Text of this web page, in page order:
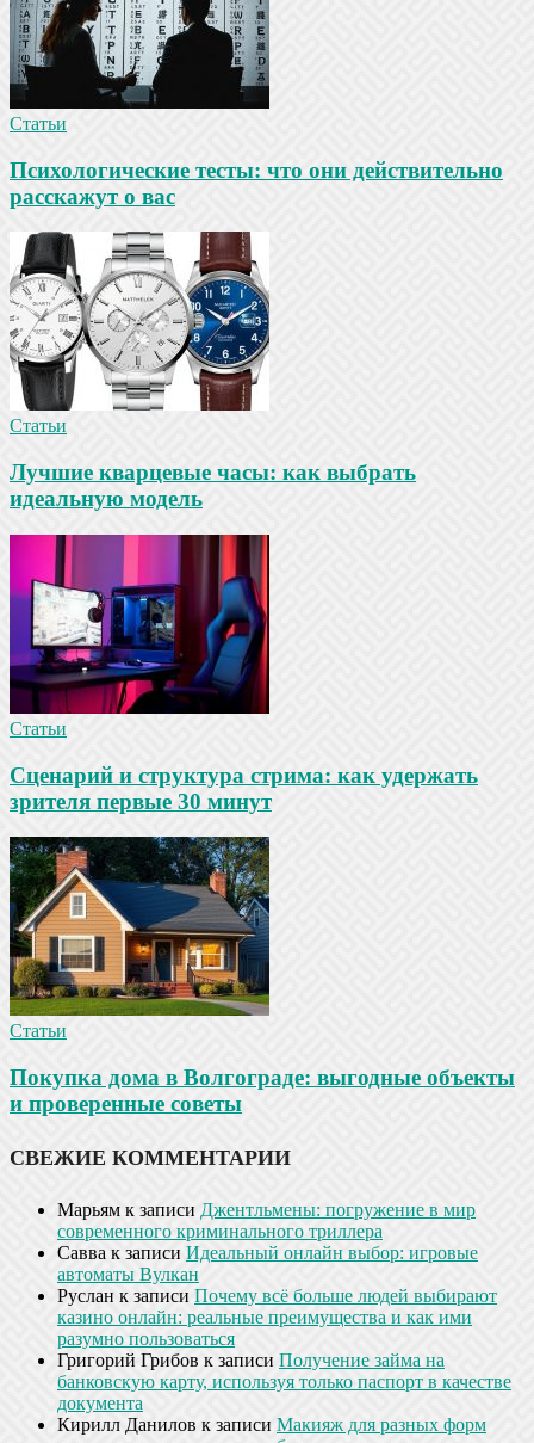
Статьи
Психологические тесты: что они действительно
расскажут о вас
Статьи
Лучшие кварцевые часы: как выбрать
идеальную модель
Статьи
Сценарий и структура стрима: как удержать
зрителя первые 30 минут
Статьи
Покупка дома в Волгограде: выгодные объекты
и проверенные советы
СВЕЖИЕ КОММЕНТАРИИ
Марьям к записи Джентльмены: погружение в мир
современного криминального триллера
Савва к записи Идеальный онлайн выбор: игровые
автоматы Вулкан
Руслан к записи Почему всё больше людей выбирают
казино онлайн: реальные преимущества и как ими
разумно пользоваться
Григорий Грибов к записи Получение займа на
банковскую карту, используя только паспорт в качестве
документа
Кирилл Данилов к записи Макияж для разных форм